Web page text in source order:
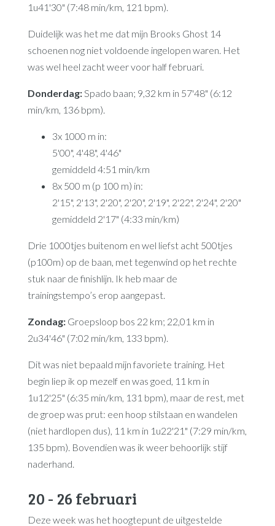
1u41'30" (7:48 min/km, 121 bpm).
Duidelijk was het me dat mijn Brooks Ghost 14
schoenen nog niet voldoende ingelopen waren. Het
was wel heel zacht weer voor half februari.
Donderdag:Spado baan; 9,32 km in 57'48" (6:12
min/km, 136 bpm).
3x 1000 m in:
5'00", 4'48", 4'46"
gemiddeld 4:51 min/km
8x 500 m (p 100 m) in:
2'15", 2'13", 2'20", 2'20", 2'19", 2'22", 2'24", 2'20"
gemiddeld 2'17" (4:33 min/km)
Drie 1000tjes buitenom en wel liefst acht 500tjes
(p100m) op de baan, met tegenwind op het rechte
stuk naar de finishlijn. Ik heb maar de
trainingstempo’s erop aangepast.
Zondag:Groepsloop bos 22 km; 22,01 km in
2u34'46" (7:02 min/km, 133 bpm).
Dit was niet bepaald mijn favoriete training. Het
begin liep ik op mezelf en was goed, 11 km in
1u12'25" (6:35 min/km, 131 bpm), maar de rest, met
de groep was prut: een hoop stilstaan en wandelen
(niet hardlopen dus), 11 km in 1u22'21" (7:29 min/km,
135 bpm). Bovendien was ik weer behoorlijk stijf
naderhand.
20 - 26 februari
Deze week was het hoogtepunt de uitgestelde